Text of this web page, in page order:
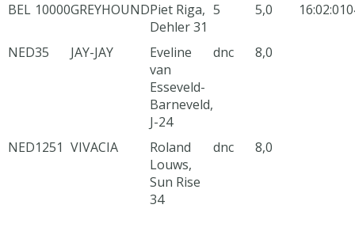
BEL 10000GREYHOUNDPiet Riga,
Dehler 31
5 5,0 16:02:01
NED35 JAY-JAY
Eveline
van
Esseveld-
Barneveld,
J-24
dnc 8,0
NED1251 VIVACIA
Roland
Louws,
Sun Rise
34
dnc 8,0